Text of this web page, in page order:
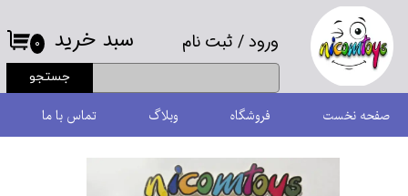
ورود/ ثبت نام
حساب کاربری من
تغییر گذر واژه
سفارشات
خروج از حساب کاربری
جستجو
۰ سبد خرید
صفحه نخست فروشگاه وبلاگ تماس با ما